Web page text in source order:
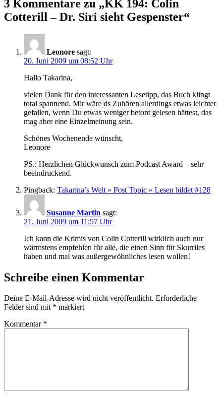
3 Kommentare zu „KK 194: Colin
Cotterill – Dr. Siri sieht Gespenster“
Leonore sagt:
20. Juni 2009 um 08:52 Uhr
Hallo Takarina,
vielen Dank für den interessanten Lesetipp, das Buch klingt
total spannend. Mir wäre ds Zuhören allerdings etwas leichter
gefallen, wenn Du etwas weniger betont gelesen hättest, das
mag aber eine Einzelmeinung sein.
Schönes Wochenende wünscht,
Leonore
PS.: Herzlichen Glückwunsch zum Podcast Award – sehr
beeindruckend.
Pingback: Takarina’s Welt » Post Topic » Lesen bildet #128
Susanne Martin sagt:
21. Juni 2009 um 11:57 Uhr
Ich kann die Krimis von Colin Cotterill wirklich auch nur
wärmstens empfehlen für alle, die einen Sinn für Skurriles
haben und mal was außergewöhnliches lesen wollen!
Schreibe einen Kommentar
Deine E-Mail-Adresse wird nicht veröffentlicht. Erforderliche
Felder sind mit * markiert
Kommentar *